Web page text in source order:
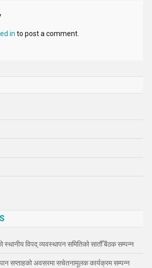
in to post a comment.
स्थानीय विपद् व्यवस्थापन समितिको सातौँ बैठक सम्पन्न
सप्ताहको अवसरमा सचेतनामूलक कार्यक्रम सम्पन्न